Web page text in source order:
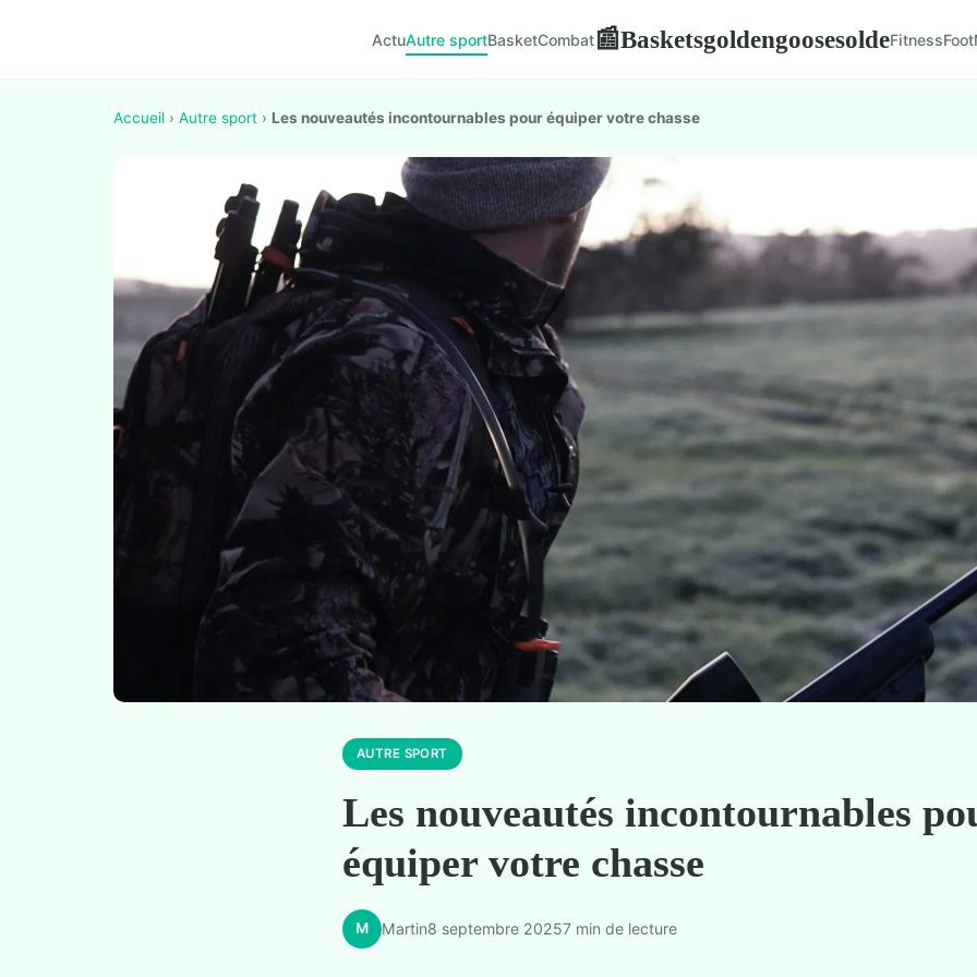
ActuAutre sportBasketCombat📰BasketsgoldengoosesoldeFitnessFoot
Accueil › Autre sport › Les nouveautés incontournables pour équiper votre chasse
AUTRE SPORT
Les nouveautés incontournables
équiper votre chasse
M Martin8 septembre 20257 min de lecture